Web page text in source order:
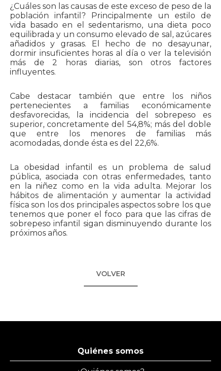
¿Cuáles son las causas de este exceso de peso de la
población infantil? Principalmente un estilo de
vida basado en el sedentarismo, una dieta poco
equilibrada y un consumo elevado de sal, azúcares
añadidos y grasas. El hecho de no desayunar,
dormir insuficientes horas al día o ver la televisión
más de 2 horas diarias, son otros factores
influyentes.
Cabe destacar también que entre los niños
pertenecientes a familias económicamente
desfavorecidas, la incidencia del sobrepeso es
superior, concretamente del 54,8%; más del doble
que entre los menores de familias más
acomodadas, donde ésta es del 22,6%.
La obesidad infantil es un problema de salud
pública, asociada con otras enfermedades, tanto
en la niñez como en la vida adulta. Mejorar los
hábitos de alimentación y aumentar la actividad
física son los dos principales aspectos sobre los que
tenemos que poner el foco para que las cifras de
sobrepeso infantil sigan disminuyendo durante los
próximos años.
VOLVER
Quiénes somos